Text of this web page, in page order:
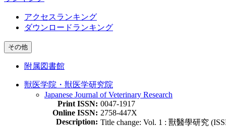
アクセスランキング
ダウンロードランキング
その他
附属図書館
獣医学院・獣医学研究院
Japanese Journal of Veterinary Research
Print ISSN: 0047-1917
Online ISSN: 2758-447X
Description: Title change: Vol. 1 : 獸醫學研究